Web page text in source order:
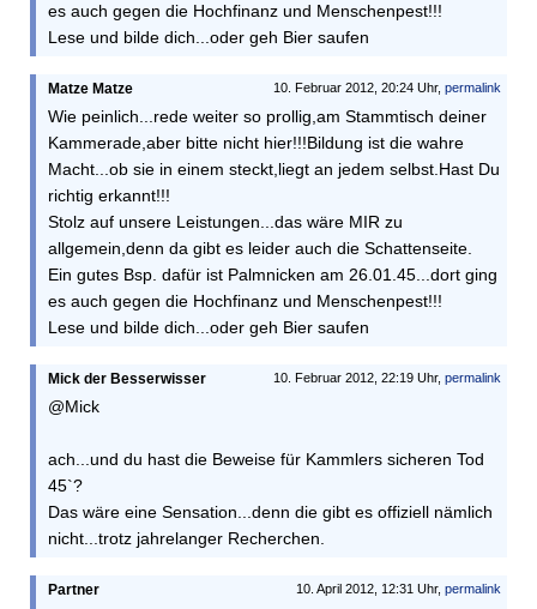
es auch gegen die Hochfinanz und Menschenpest!!!
Lese und bilde dich...oder geh Bier saufen
10. Februar 2012, 20:24 Uhr, permalink
Matze Matze
Wie peinlich...rede weiter so prollig,am Stammtisch deiner
Kammerade,aber bitte nicht hier!!!Bildung ist die wahre
Macht...ob sie in einem steckt,liegt an jedem selbst.Hast Du
richtig erkannt!!!
Stolz auf unsere Leistungen...das wäre MIR zu
allgemein,denn da gibt es leider auch die Schattenseite.
Ein gutes Bsp. dafür ist Palmnicken am 26.01.45...dort ging
es auch gegen die Hochfinanz und Menschenpest!!!
Lese und bilde dich...oder geh Bier saufen
10. Februar 2012, 22:19 Uhr, permalink
Mick der Besserwisser
@Mick
ach...und du hast die Beweise für Kammlers sicheren Tod
45`?
Das wäre eine Sensation...denn die gibt es offiziell nämlich
nicht...trotz jahrelanger Recherchen.
10. April 2012, 12:31 Uhr, permalink
Partner